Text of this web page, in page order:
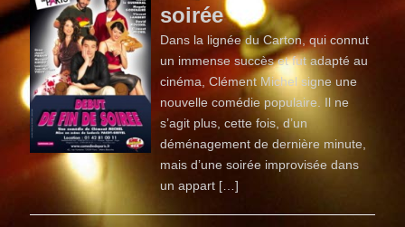
soirée
Dans la lignée du Carton, qui connut
un immense succès et fut adapté au
cinéma, Clément Michel signe une
nouvelle comédie populaire. Il ne
s’agit plus, cette fois, d’un
déménagement de dernière minute,
mais d’une soirée improvisée dans
un appart […]